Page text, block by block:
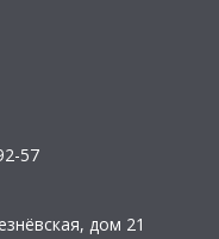
57
дом 21